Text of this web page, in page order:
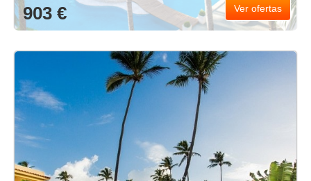
903 € Ver ofertas